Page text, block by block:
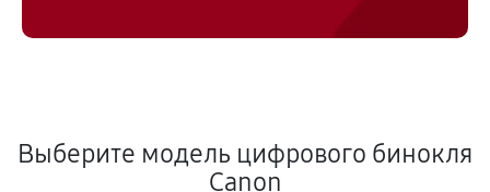
Выберите модель цифрового бинокля
Canon